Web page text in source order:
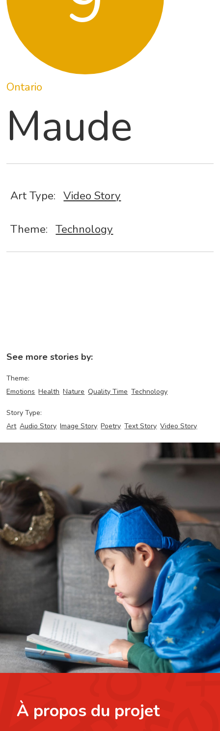
Ontario
Maude
Art Type: Video Story
Theme: Technology
See more stories by:
Theme:
Emotions Health Nature Quality Time Technology
Story Type:
Art Audio Story Image Story Poetry Text Story Video Story
À propos du projet